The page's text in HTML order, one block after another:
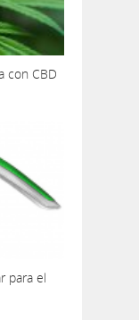
con CBD
para el